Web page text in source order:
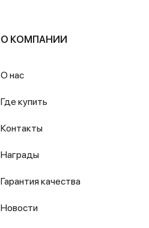
О КОМПАНИИ
О нас
Где купить
Контакты
Награды
Гарантия качества
Новости